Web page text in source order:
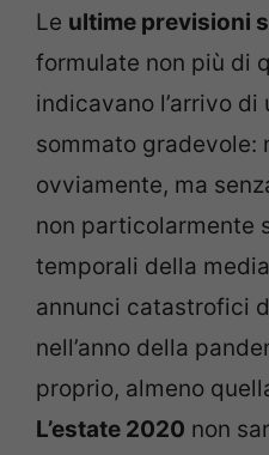
Le ultime previsioni
formulate non più di
indicavano l’arrivo
sommato gradevole:
ovviamente, ma
non particolarmente
temporali della
annunci catastrofici
nell’anno della
proprio, almeno
L’estate 2020 non